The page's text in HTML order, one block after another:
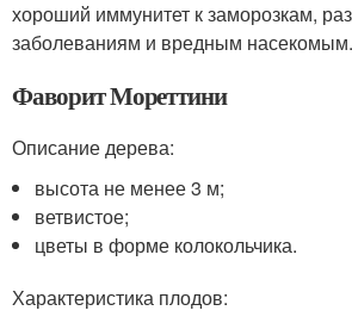
хороший иммунитет к заморозкам,
заболеваниям и вредным насекомым.
Фаворит Мореттини
Описание дерева:
высота не менее 3 м;
ветвистое;
цветы в форме колокольчика.
Характеристика плодов: